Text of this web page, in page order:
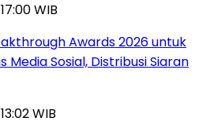
WIB
Awards 2026 untuk
Media Sosial, Distribusi Siaran
WIB